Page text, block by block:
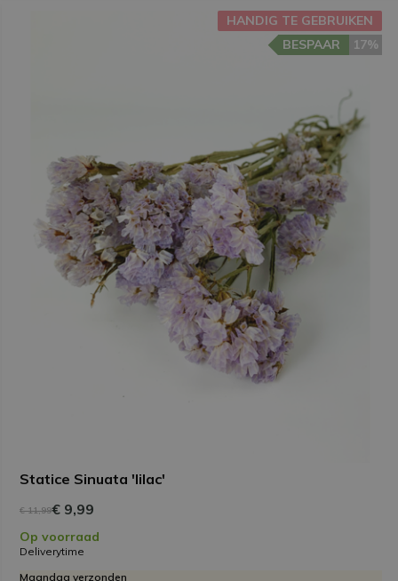
Statice Sinuata 'lilac'
HANDIG TE GEBRUIKEN
17%
BESPAAR
€ 11,99€ 9,99
Op voorraad
Deliverytime
Maandag verzonden